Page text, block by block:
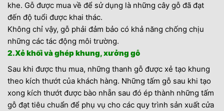
khe. Gỗ được mua về để sử dụng là những cây gỗ đã đạt
đến độ tuổi được khai thác.
Không chỉ vậy, gỗ phải đảm bảo có khả năng chống chịu
những các tác động môi trường.
2.Xẻ khối và ghép khung, xưởng gỗ
Sau khi được thu mua, những thanh gỗ được xẻ tạo khung
theo kích thướt của khách hàng. Những tấm gỗ sau khi tạo
xong kích thướt được bào nhẵn sau đó ép thành những tấm
gỗ đạt tiêu chuẩn để phụ vụ cho các quy trình sản xuất cửa